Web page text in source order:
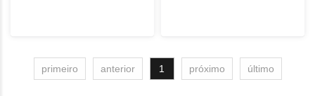
primeiro anterior 1 próximo último